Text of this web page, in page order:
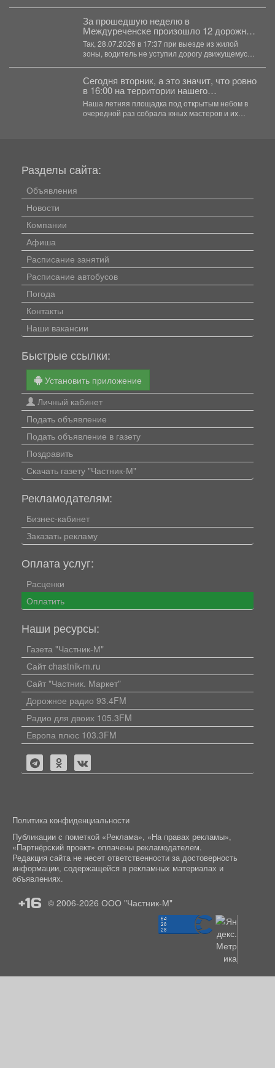
За прошедшую неделю в
Междуреченске произошло 12 дорожно-
транспортных происшествий, в одном из
которых пострадал человек.
Так, 28.07.2026 в 17:37 при выезде из жилой
зоны, водитель не уступил дорогу движущемуся
Сегодня вторник, а это значит, что ровно
в 16:00 на территории нашего
выставочного зала снова закипела
большая творческая работа.
Наша летняя площадка под открытым небом в
очередной раз собрала юных мастеров и их
Разделы сайта:
Объявления
Новости
Компании
Афиша
Расписание занятий
Расписание автобусов
Погода
Контакты
Наши вакансии
Быстрые ссылки:
Установить приложение
Личный кабинет
Подать объявление
Подать объявление в газету
Поздравить
Скачать газету "Частник-М"
Рекламодателям:
Бизнес-кабинет
Заказать рекламу
Оплата услуг:
Расценки
Оплатить
Наши ресурсы:
Газета "Частник-М"
Сайт chastnik-m.ru
Сайт "Частник. Маркет"
Дорожное радио 93.4FM
Радио для двоих 105.3FM
Европа плюс 103.3FM
Политика конфиденциальности
Публикации с пометкой «Реклама», «На правах рекламы»,
«Партнёрский проект» оплачены рекламодателем.
Редакция сайта не несет ответственности за достоверность
информации, содержащейся в рекламных материалах и
объявлениях.
+16 © 2006-2026 ООО "Частник-М"